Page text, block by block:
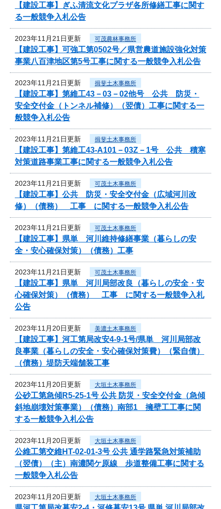
【建設工事】ぎふ清流文化プラザ各所修繕工事に関す
る一般競争入札公告
2023年11月21日更新 可茂農林事務所
【建設工事】可強工第0502号／県営農道施設強化対策
事業八百津地区第5号工事に関する一般競争入札公告
2023年11月21日更新 揖斐土木事務所
【建設工事】第維工43－03－02他号 公共 防災・
安全交付金（トンネル補修）（翌債）工事に関する一
般競争入札公告
2023年11月21日更新 揖斐土木事務所
【建設工事】第維工43-A101－03Z－1号 公共 積寒
対策道路事業工事に関する一般競争入札公告
2023年11月21日更新 可茂土木事務所
【建設工事】公共 防災・安全交付金（広域河川改
修）（債務） 工事 に関する一般競争入札公告
2023年11月21日更新 可茂土木事務所
【建設工事】県単 河川維持修繕事業（暮らしの安
全・安心確保対策）（債務）工事
2023年11月21日更新 可茂土木事務所
【建設工事】県単 河川局部改良（暮らしの安全・安
心確保対策）（債務） 工事 に関する一般競争入札
公告
2023年11月20日更新 美濃土木事務所
【建設工事】河工第局改安4-9-1号/県単 河川局部改
良事業（暮らしの安全・安心確保対策費）（緊自債）
（債務）堤防天端舗装工事
2023年11月20日更新 大垣土木事務所
公砂工第急傾R5-25-1号 公共 防災・安全交付金（急傾
斜地崩壊対策事業）（債務）南部1 擁壁工工事に関
する一般競争入札公告
2023年11月20日更新 大垣土木事務所
公維工第交維HT-02-01-3号 公共 通学路緊急対策補助
（翌債）（主）南濃関ケ原線 歩道整備工事に関する
一般競争入札公告
2023年11月20日更新 大垣土木事務所